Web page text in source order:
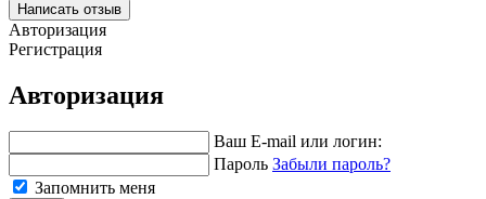
Написать отзыв
Авторизация
Регистрация
Авторизация
Ваш E-mail или логин:
Пароль Забыли пароль?
Запомнить меня